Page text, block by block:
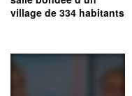
village de 334 habitants